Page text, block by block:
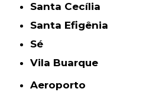
Santa Cecília
Santa Efigênia
Sé
Vila Buarque
Aeroporto